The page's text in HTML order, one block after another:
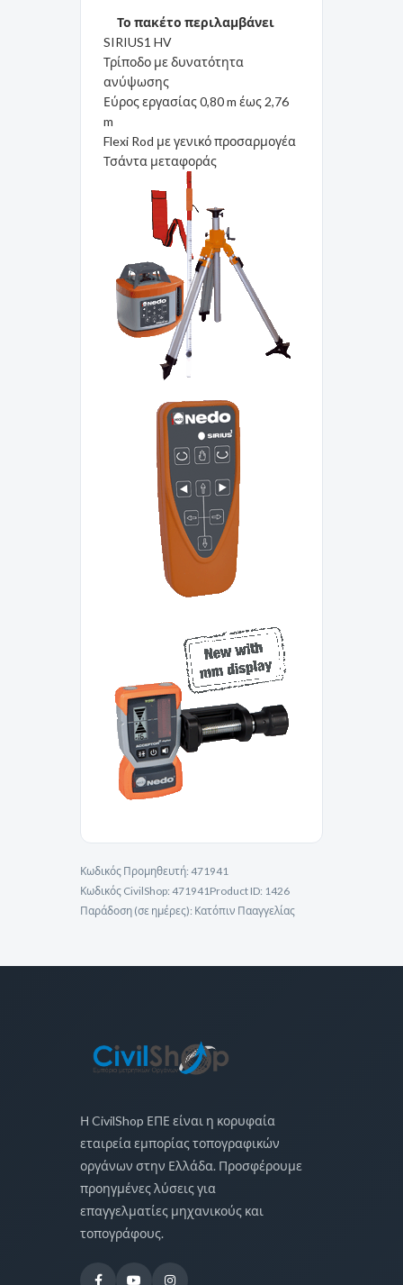
Το πακέτο περιλαμβάνει
SIRIUS1 HV
Τρίποδο με δυνατότητα
ανύψωσης
Εύρος εργασίας 0,80 m έως 2,76
m
Flexi Rod με γενικό προσαρμογέα
Τσάντα μεταφοράς
Κωδικός Προμηθευτή: 471941
Κωδικός CivilShop: 471941 Product ID: 1426
Παράδοση (σε ημέρες): Κατόπιν Πααγγελίας
Η CivilShop ΕΠΕ είναι η κορυφαία
εταιρεία εμπορίας τοπογραφικών
οργάνων στην Ελλάδα. Προσφέρουμε
προηγμένες λύσεις για
επαγγελματίες μηχανικούς και
τοπογράφους.